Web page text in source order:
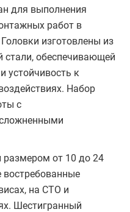
для выполнения
работ в
изготовлены из
стали, обеспечивающей
устойчивость к
Набор
с
размером от 10 до 24
на СТО и
Шестигранный